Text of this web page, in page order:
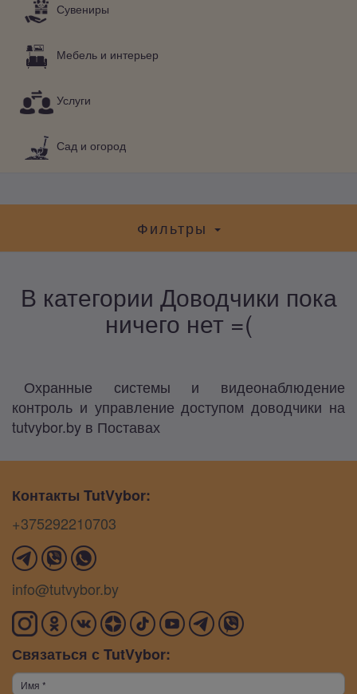
Сувениры
Мебель и интерьер
Услуги
Сад и огород
Фильтры
В категории Доводчики пока
ничего нет =(
Охранные системы и видеонаблюдение
контроль и управление доступом доводчики на
tutvybor.by в Поставах
Контакты TutVybor:
+375292210703
info@tutvybor.by
Связаться с TutVybor: